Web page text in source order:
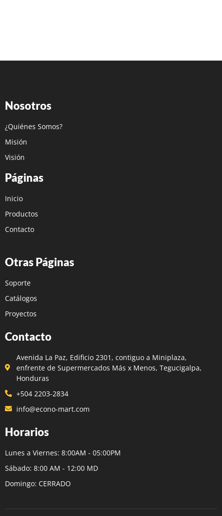
Nosotros
¿Quiénes Somos?
Misión
Visión
Páginas
Inicio
Productos
Contacto
Otras Páginas
Soporte
Catálogos
Proyectos
Contacto
Avenida La Paz, Edificio 2301, contiguo a Miniplaza,
enfrente de Supermercados Más x Menos, Tegucigalpa,
Honduras
+504 2203-2834
info@econo-mart.com
Horarios
Lunes a Viernes: 8:00AM - 05:00PM
Sábado: 8:00 AM - 12:00 MD
Domingo: CERRADO